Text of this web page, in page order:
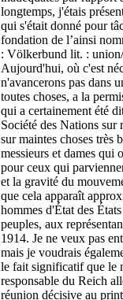
longtemps, j'étais
qui s'était donné pour
fondation de l’ainsi
: Völkerbund lit. :
Aujourd'hui, où c'est
n'avancerons pas dans
toutes choses, a la
qui a certainement été
Société des Nations sur
sur maintes choses très
messieurs et dames qui
pour ceux qui
et la gravité du
que cela apparaît
hommes d'État des
peuples, aux
1914. Je ne veux pas
mais je voudrais
le fait significatif que le
responsable du Reich
réunion décisive au